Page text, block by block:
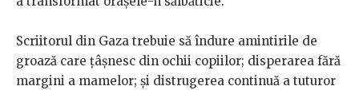
Scriitorul din Gaza trebuie să îndure amintirile de
groază care țâșnesc din ochii copiilor; disperarea fără
margini a mamelor; și distrugerea continuă a tuturor